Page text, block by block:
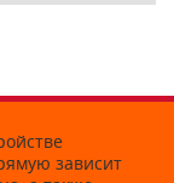
зависит